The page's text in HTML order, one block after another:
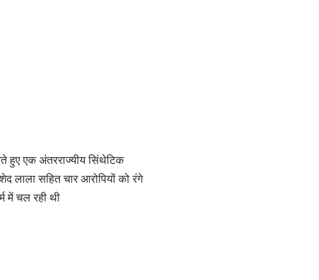
हुए एक अंतरराज्यीय सिंथेटिक
लाला सहित चार आरोपियों को रंगे
में चल रही थी